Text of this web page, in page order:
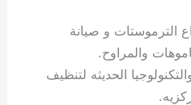
الترموستات و صيانة
والمراوح.
الحديثه لتنظيف